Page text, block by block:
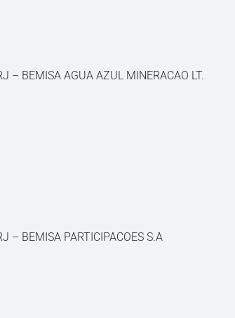
– BEMISA AGUA AZUL MINERACAO LT.
– BEMISA PARTICIPACOES S.A